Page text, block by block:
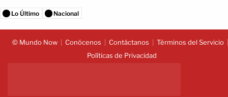
Lo Último Nacional
© Mundo Now Conócenos Contáctanos
Términos del Servicio
Políticas de Privacidad